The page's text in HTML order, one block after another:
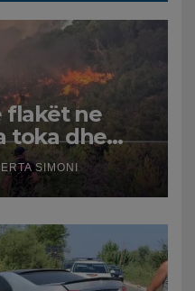
flakët ne
toka dhe
SIMONI